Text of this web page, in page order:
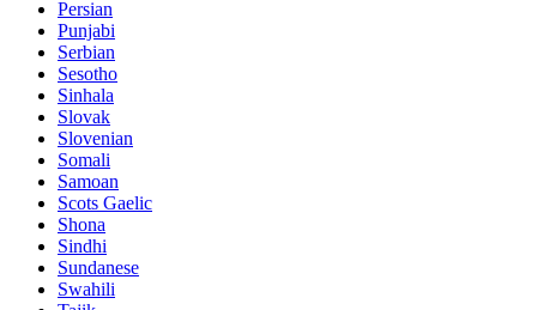
Persian
Punjabi
Serbian
Sesotho
Sinhala
Slovak
Slovenian
Somali
Samoan
Scots Gaelic
Shona
Sindhi
Sundanese
Swahili